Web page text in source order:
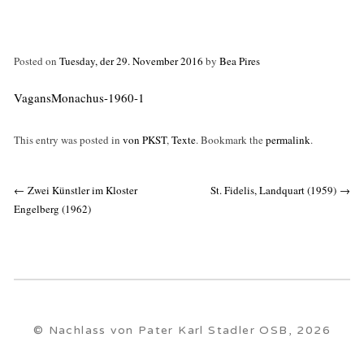
Posted on Tuesday, der 29. November 2016 by Bea Pires
VagansMonachus-1960-1
This entry was posted in von PKST, Texte. Bookmark the permalink.
Post
navigation
← Zwei Künstler im Kloster
Engelberg (1962)
St. Fidelis, Landquart (1959) →
© Nachlass von Pater Karl Stadler OSB, 2026